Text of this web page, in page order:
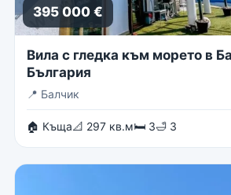
395 000 €
Вила с гледка към морето в
България
📍 Балчик
🏠 Къща📐 297 кв.м🛏 3🛁 3